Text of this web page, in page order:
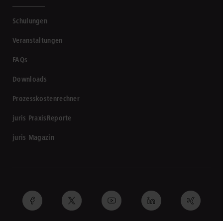
Schulungen
Veranstaltungen
FAQs
Downloads
Prozesskostenrechner
juris PraxisReporte
juris Magazin